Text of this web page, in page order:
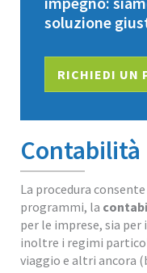
soluzione
RICHIEDI UN
Contabilità
La procedura
programmi, la
per le imprese, sia
inoltre i regimi
viaggio e altri ancora